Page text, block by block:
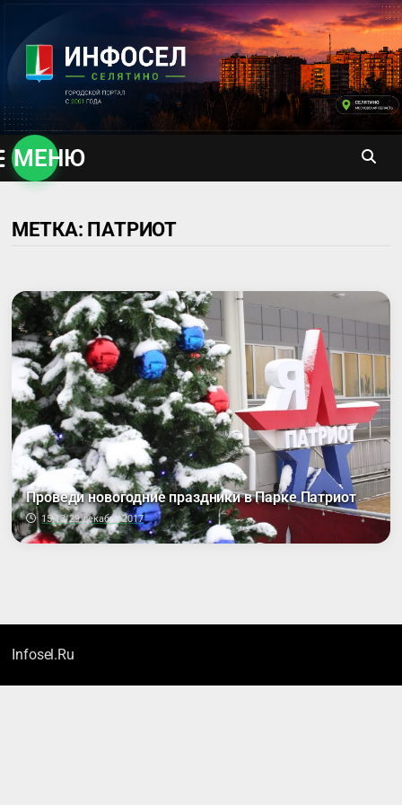
содержимому
МЕНЮ
МЕТКА: ПАТРИОТ
Проведи новогодние праздники в Парке Патриот
15:13, 29 декабря 2017
Infosel.Ru